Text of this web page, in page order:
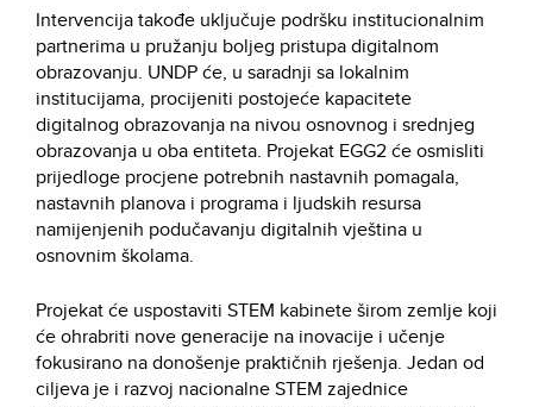
Intervencija takođe uključuje podršku institucionalnim
partnerima u pružanju boljeg pristupa digitalnom
obrazovanju. UNDP će, u saradnji sa lokalnim
institucijama, procijeniti postojeće kapacitete
digitalnog obrazovanja na nivou osnovnog i srednjeg
obrazovanja u oba entiteta. Projekat EGG2 će osmisliti
prijedloge procjene potrebnih nastavnih pomagala,
nastavnih planova i programa i ljudskih resursa
namijenjenih podučavanju digitalnih vještina u
osnovnim školama.
Projekat će uspostaviti STEM kabinete širom zemlje koji
će ohrabriti nove generacije na inovacije i učenje
fokusirano na donošenje praktičnih rješenja. Jedan od
ciljeva je i razvoj nacionalne STEM zajednice